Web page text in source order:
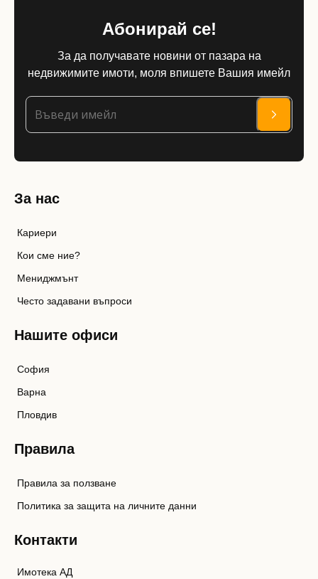
Абонирай се!
За да получавате новини от пазара на
недвижимите имоти, моля впишете Вашия имейл
За нас
Кариери
Кои сме ние?
Мениджмънт
Често задавани въпроси
Нашите офиси
София
Варна
Пловдив
Правила
Правила за ползване
Политика за защита на личните данни
Контакти
Имотека АД